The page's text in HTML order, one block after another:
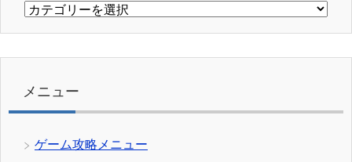
カ
リ
メニュー
ゲーム攻略メニュー